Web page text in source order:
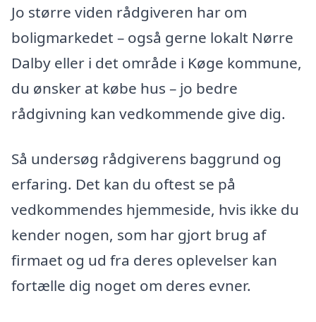
Jo større viden rådgiveren har om
boligmarkedet – også gerne lokalt Nørre
Dalby eller i det område i Køge kommune,
du ønsker at købe hus – jo bedre
rådgivning kan vedkommende give dig.
Så undersøg rådgiverens baggrund og
erfaring. Det kan du oftest se på
vedkommendes hjemmeside, hvis ikke du
kender nogen, som har gjort brug af
firmaet og ud fra deres oplevelser kan
fortælle dig noget om deres evner.